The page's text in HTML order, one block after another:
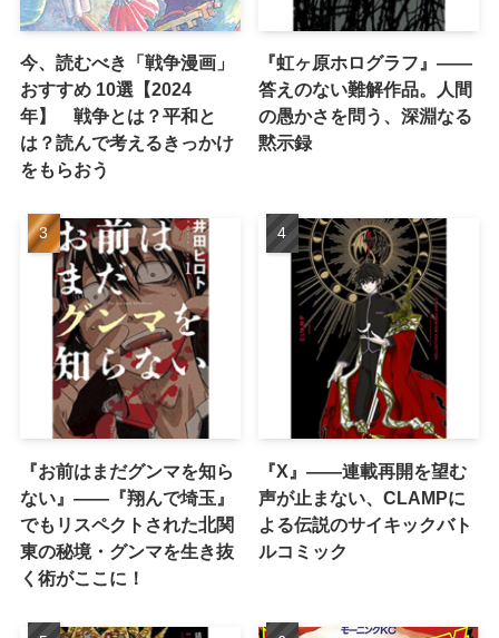
今、読むべき「戦争漫画」
おすすめ 10選【2024
年】 戦争とは？平和と
は？読んで考えるきっかけ
をもらおう
『虹ヶ原ホログラフ』——
答えのない難解作品。人間
の愚かさを問う、深淵なる
黙示録
『お前はまだグンマを知ら
ない』――『翔んで埼玉』
でもリスペクトされた北関
東の秘境・グンマを生き抜
く術がここに！
『X』——連載再開を望む
声が止まない、CLAMPに
よる伝説のサイキックバト
ルコミック